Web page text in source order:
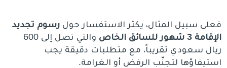
فعلى سبيل المثال، يكثر الاستفسار حولرسوم تجديد
الإقامة 3 شهور للسائق الخاص
والتي تصل إلى 600
ريال سعودي تقريباً، مع متطلبات دقيقة يجب
استيفاؤها لتجنّب الرفض أو الغرامة.